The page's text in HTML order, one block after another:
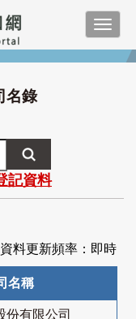
名錄
記資料
資料更新頻率：即時
名稱
份有限公司